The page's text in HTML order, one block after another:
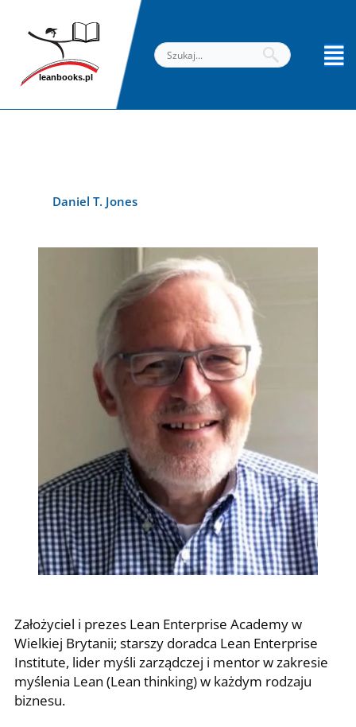
Daniel T. Jones
Założyciel i prezes Lean Enterprise Academy w
Wielkiej Brytanii; starszy doradca Lean Enterprise
Institute, lider myśli zarządczej i mentor w zakresie
myślenia Lean (Lean thinking) w każdym rodzaju
biznesu.